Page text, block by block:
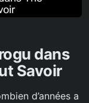
dans
Savoir
d’années a